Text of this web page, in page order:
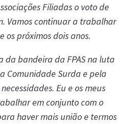
Filiadas o voto de
Vamos continuar a trabalhar
os próximos dois anos.
da bandeira da FPAS na luta
Comunidade Surda e pela
Eu e os meus
em conjunto com o
haver mais união e termos